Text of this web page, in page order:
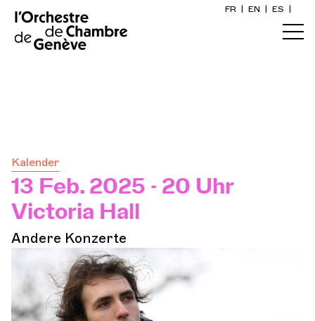
FR EN ES
Kalender
13 Feb. 2025 - 20 Uhr
Victoria Hall
Andere Konzerte
Startseite
Praktische Infos
Erkunden
Die Konzert-Gazette
Kulturelle Teilhabe